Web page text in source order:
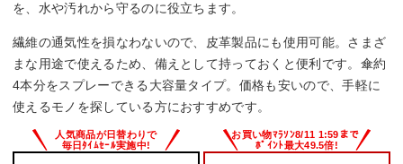
を、水や汚れから守るのに役立ちます。
繊維の通気性を損なわないので、皮革製品にも使用可能。さまざ
まな用途で使えるため、備えとして持っておくと便利です。傘約
4本分をスプレーできる大容量タイプ。価格も安いので、手軽に
使えるモノを探している方におすすめです。